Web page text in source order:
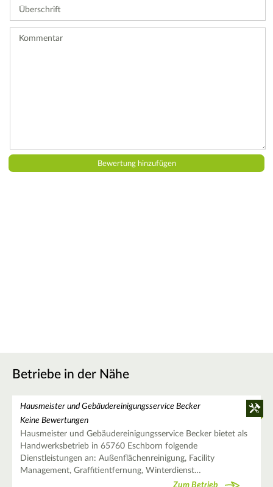
eine
Betriebe in der Nähe
Hausmeister und Gebäudereinigungsservice Becker
Keine Bewertungen
Hausmeister und Gebäudereinigungsservice Becker bietet als
Handwerksbetrieb in 65760 Eschborn folgende
Dienstleistungen an: Außenflächenreinigung, Facility
Management, Graffitientfernung, Winterdienst…